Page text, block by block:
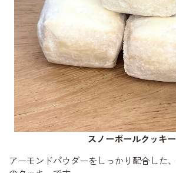
スノーボールクッキー
アーモンドパウダーをしっかり配合した